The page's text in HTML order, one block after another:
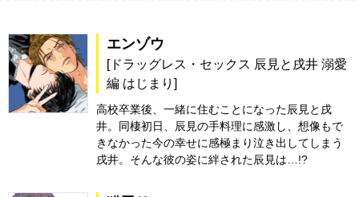
エンゾウ
[ドラッグレス・セックス 辰見と戌井 溺愛
編 はじまり]
高校卒業後、一緒に住むことになった辰見と戌
井。同棲初日、辰見の手料理に感激し、想像もで
きなかった今の幸せに感極まり泣き出してしまう
戌井。そんな彼の姿に絆された辰見は…!?